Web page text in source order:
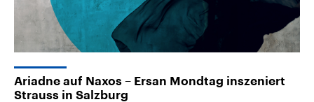
Ariadne auf Naxos – Ersan Mondtag inszeniert
Strauss in Salzburg